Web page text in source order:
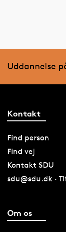
Uddannelse
Kontakt
Find person
Find vej
Kontakt SDU
sdu@sdu.dk ·
Om os